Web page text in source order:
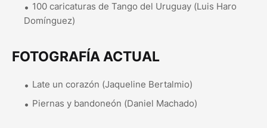
100 caricaturas de Tango del Uruguay (Luis Haro
Domínguez)
FOTOGRAFÍA ACTUAL
Late un corazón (Jaqueline Bertalmio)
Piernas y bandoneón (Daniel Machado)